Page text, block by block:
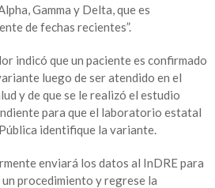
Gamma y Delta, que es
de fechas recientes”.
indicó que un paciente es confirmado
luego de ser atendido en el
y de que se le realizó el estudio
para que el laboratorio estatal
identifique la variante.
enviará los datos al InDRE para
un procedimiento y regrese la